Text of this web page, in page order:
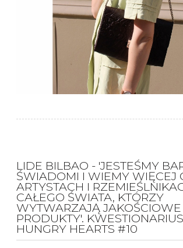
LIDE BILBAO - 'JESTEŚMY
ŚWIADOMI I WIEMY WIĘCEJ
ARTYSTACH I
CAŁEGO ŚWIATA, KTÓRZY
WYTWARZAJĄ JAKOŚCIOWE
PRODUKTY'.
HUNGRY HEARTS #10